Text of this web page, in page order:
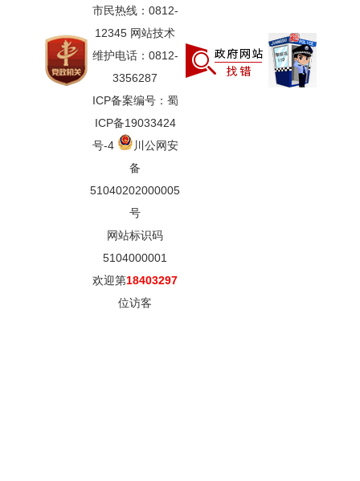
市民热线：0812-
12345 网站技术
维护电话：0812-
3356287
ICP备案编号：蜀
ICP备19033424
号-4
川公网安
备
51040202000005
号
网站标识码
5104000001
欢迎第18403297
位访客